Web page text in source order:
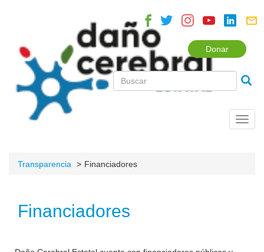
Donar
Transparencia Financiadores
Financiadores